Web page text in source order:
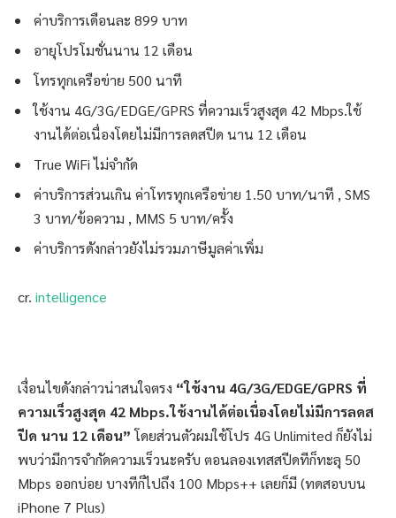
ค่าบริการเดือนละ 899 บาท
อายุโปรโมชั่นนาน 12 เดือน
โทรทุกเครือข่าย 500 นาที
ใช้งาน 4G/3G/EDGE/GPRS ที่ความเร็วสูงสุด 42 Mbps.ใช้
งานได้ต่อเนื่องโดยไม่มีการลดสปีด นาน 12 เดือน
True WiFi ไม่จำกัด
ค่าบริการส่วนเกิน ค่าโทรทุกเครือข่าย 1.50 บาท/นาที , SMS
3 บาท/ข้อความ , MMS 5 บาท/ครั้ง
ค่าบริการดังกล่าวยังไม่รวมภาษีมูลค่าเพิ่ม
cr. intelligence
เงื่อนไขดังกล่าวน่าสนใจตรง “ใช้งาน 4G/3G/EDGE/GPRS ที่
ความเร็วสูงสุด 42 Mbps.ใช้งานได้ต่อเนื่องโดยไม่มีการลดส
ปีด นาน 12 เดือน”โดยส่วนตัวผมใช้โปร 4G Unlimited ก็ยังไม่
พบว่ามีการจำกัดความเร็วนะครับ ตอนลองเทสสปีดทีก็ทะลุ 50
Mbps ออกบ่อย บางทีก็ไปถึง 100 Mbps++ เลยก็มี (ทดสอบบน
iPhone 7 Plus)